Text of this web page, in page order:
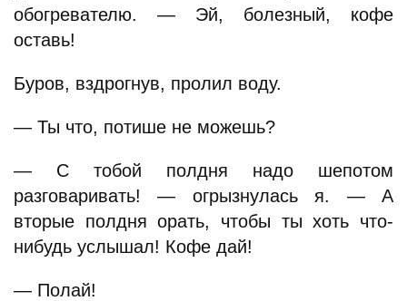
обогревателю. — Эй, болезный, кофе
оставь!
Буров, вздрогнув, пролил воду.
— Ты что, потише не можешь?
— С тобой полдня надо шепотом
разговаривать! — огрызнулась я. — А
вторые полдня орать, чтобы ты хоть что-
нибудь услышал! Кофе дай!
— Полай!